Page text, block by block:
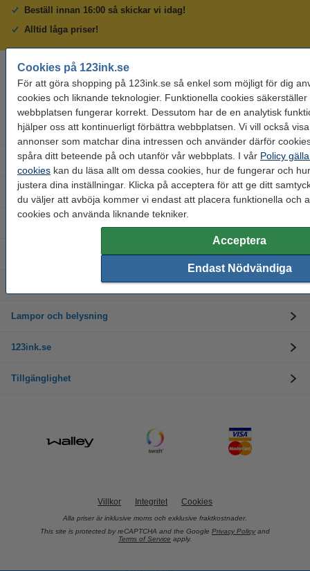
Cookies på 123ink.se
För att göra shopping på 123ink.se så enkel som möjligt för dig
cookies och liknande teknologier. Funktionella cookies säkerställer
webbplatsen fungerar korrekt. Dessutom har de en analytisk
hjälper oss att kontinuerligt förbättra webbplatsen. Vi vill också
annonser som matchar dina intressen och använder därför
spåra ditt beteende på och utanför vår webbplats. I vår Policy
cookies kan du läsa allt om dessa cookies, hur de fungerar och
justera dina inställningar. Klicka på acceptera för att ge ditt
du väljer att avböja kommer vi endast att placera funktionella och
cookies och använda liknande tekniker.
Acceptera
Endast Nödvändiga
Beställ innan 16:00 så skickar vi idag!
Alltid låga priser!
Behöver du hjälp? Ring oss på 08-550 04 123
Helgfria vardagar från kl. 9:00 till 16:00
Bläckpatroner
Tonerkassetter
Kontorsmaterial
Lampor och belysning
123ink.se
Tillgänglighet
Villkor Integritet Cookies
Alla priser är inklusive moms och exklusive fraktkostnader.
This site is protected by reCAPTCHA and the Google Privacy Policy and
Terms of Service apply.